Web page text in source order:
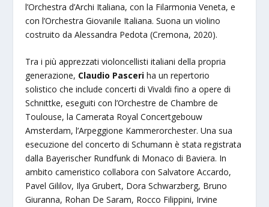
l’Orchestra d’Archi Italiana, con la Filarmonia Veneta, e
con l’Orchestra Giovanile Italiana. Suona un violino
costruito da Alessandra Pedota (Cremona, 2020).
Tra i più apprezzati violoncellisti italiani della propria
generazione, Claudio Pasceri ha un repertorio
solistico che include concerti di Vivaldi fino a opere di
Schnittke, eseguiti con l’Orchestre de Chambre de
Toulouse, la Camerata Royal Concertgebouw
Amsterdam, l’Arpeggione Kammerorchester. Una sua
esecuzione del concerto di Schumann è stata registrata
dalla Bayerischer Rundfunk di Monaco di Baviera. In
ambito cameristico collabora con Salvatore Accardo,
Pavel Gililov, Ilya Grubert, Dora Schwarzberg, Bruno
Giuranna, Rohan De Saram, Rocco Filippini, Irvine